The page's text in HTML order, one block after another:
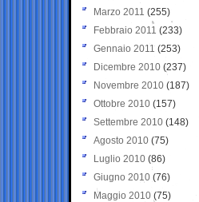
Marzo 2011 (255)
Febbraio 2011 (233)
Gennaio 2011 (253)
Dicembre 2010 (237)
Novembre 2010 (187)
Ottobre 2010 (157)
Settembre 2010 (148)
Agosto 2010 (75)
Luglio 2010 (86)
Giugno 2010 (76)
Maggio 2010 (75)